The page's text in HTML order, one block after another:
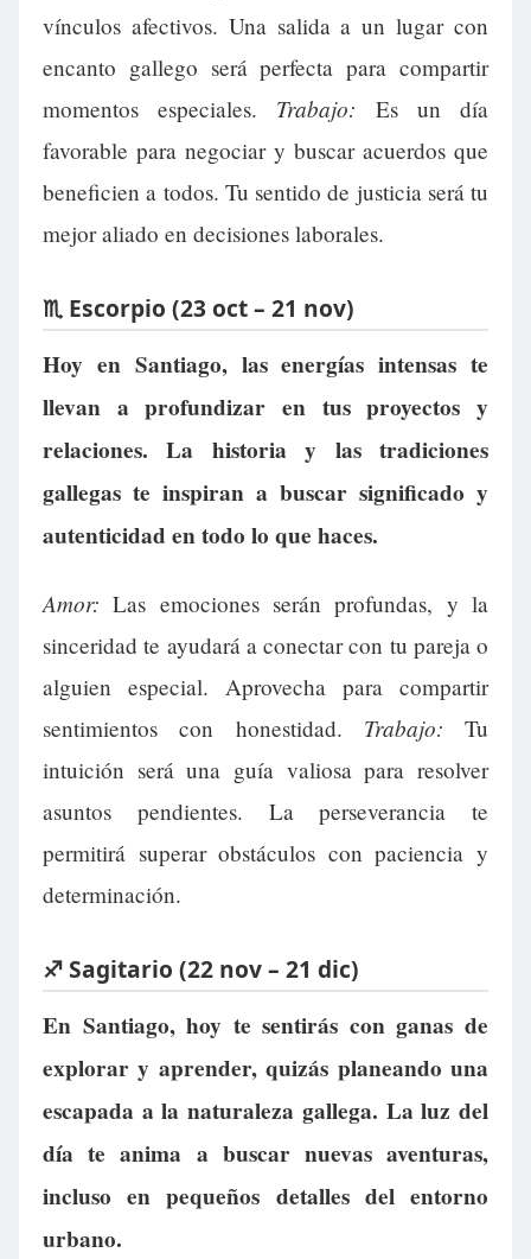
vínculos afectivos. Una salida a un lugar con
encanto gallego será perfecta para compartir
momentos especiales. Trabajo: Es un día
favorable para negociar y buscar acuerdos que
beneficien a todos. Tu sentido de justicia será tu
mejor aliado en decisiones laborales.
♏ Escorpio (23 oct – 21 nov)
Hoy en Santiago, las energías intensas te
llevan a profundizar en tus proyectos y
relaciones. La historia y las tradiciones
gallegas te inspiran a buscar significado y
autenticidad en todo lo que haces.
Amor: Las emociones serán profundas, y la
sinceridad te ayudará a conectar con tu pareja o
alguien especial. Aprovecha para compartir
sentimientos con honestidad. Trabajo: Tu
intuición será una guía valiosa para resolver
asuntos pendientes. La perseverancia te
permitirá superar obstáculos con paciencia y
determinación.
♐ Sagitario (22 nov – 21 dic)
En Santiago, hoy te sentirás con ganas de
explorar y aprender, quizás planeando una
escapada a la naturaleza gallega. La luz del
día te anima a buscar nuevas aventuras,
incluso en pequeños detalles del entorno
urbano.